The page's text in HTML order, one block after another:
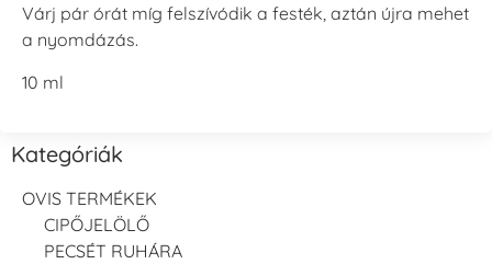
Várj pár órát míg felszívódik a festék, aztán újra mehet
a nyomdázás.
10 ml
Kategóriák
OVIS TERMÉKEK
CIPŐJELÖLŐ
PECSÉT RUHÁRA